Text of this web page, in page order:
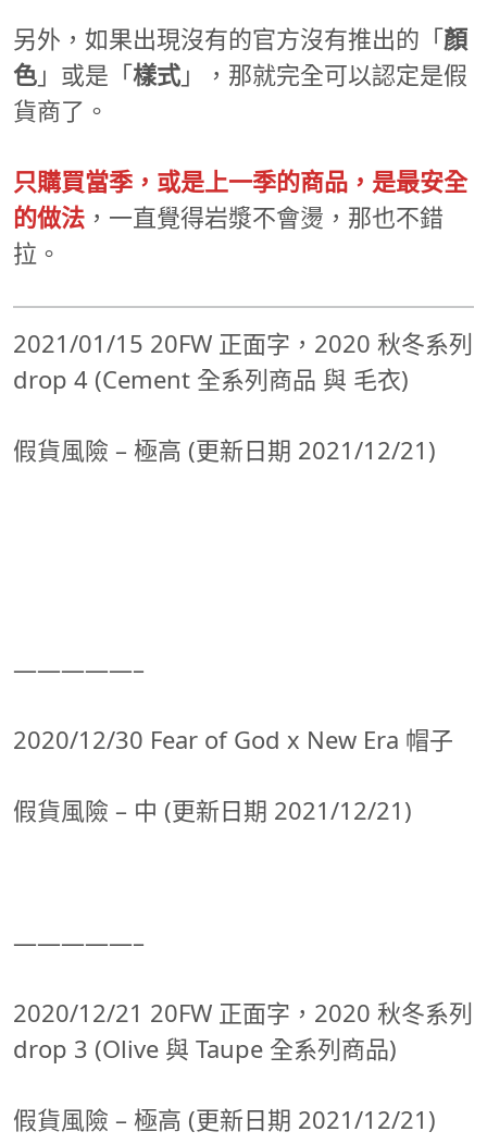
另外，如果出現沒有的官方沒有推出的「顏
色 」或是「樣式 」，那就完全可以認定是假
貨商了。
只購買當季，或是上一季的商品，是最安全
的做法 ，一直覺得岩漿不會燙，那也不錯
拉。
2021/01/15 20FW 正面字，2020 秋冬系列
drop 4 (Cement 全系列商品 與 毛衣)
假貨風險 – 極高 (更新日期 2021/12/21)
—————–
2020/12/30 Fear of God x New Era 帽子
假貨風險 – 中 (更新日期 2021/12/21)
—————–
2020/12/21 20FW 正面字，2020 秋冬系列
drop 3 (Olive 與 Taupe 全系列商品)
假貨風險 – 極高 (更新日期 2021/12/21)